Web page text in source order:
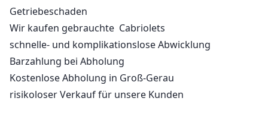
Getriebeschaden
Wir kaufen gebrauchte Cabriolets
schnelle- und komplikationslose Abwicklung
Barzahlung bei Abholung
Kostenlose Abholung in Groß-Gerau
risikoloser Verkauf für unsere Kunden